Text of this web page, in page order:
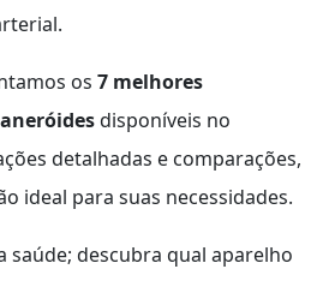
os 7 melhores
disponíveis no
detalhadas e comparações,
ideal para suas necessidades.
saúde; descubra qual aparelho